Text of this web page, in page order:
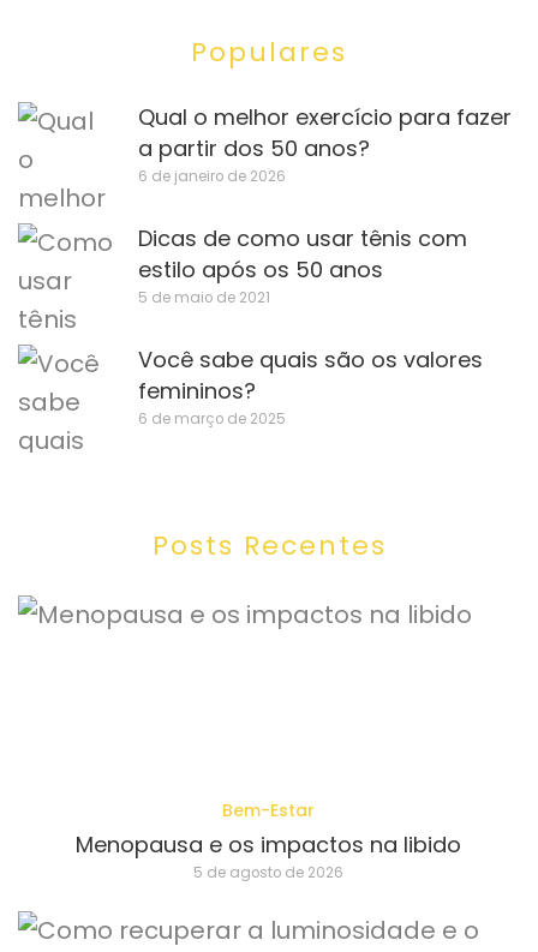
Populares
Qual o melhor exercício para fazer
a partir dos 50 anos?
6 de janeiro de 2026
Dicas de como usar tênis com
estilo após os 50 anos
5 de maio de 2021
Você sabe quais são os valores
femininos?
6 de março de 2025
Posts Recentes
Bem-Estar
Menopausa e os impactos na libido
5 de agosto de 2026